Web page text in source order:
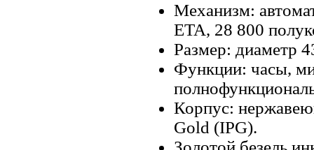
Механизм:
ETA, 28 800
Размер: диаметр
Функции: часы,
Корпус:
Gold (IPG).